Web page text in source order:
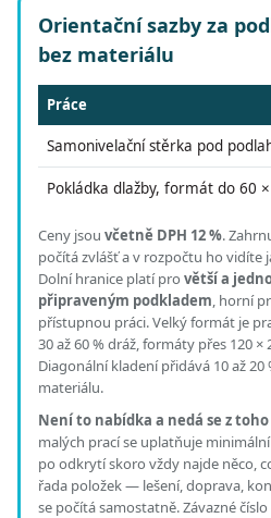
Orientační sazby za
bez materiálu
Práce
Samonivelační stěrka pod
Pokládka dlažby, formát do 60
Ceny jsou včetně DPH 12 %.
počítá zvlášť a v rozpočtu ho vidíte
Dolní hranice platí pro větší a
připraveným podkladem, horní
přístupnou práci.Velký formát je
30 až 60 % dráž, formáty přes 120
Diagonální kladení přidává 10 až
materiálu.
Není to nabídka a nedá se z
malých prací se uplatňuje
po odkrytí skoro vždy najde něco,
řada položek — lešení, doprava,
se počítá samostatně. Závazné